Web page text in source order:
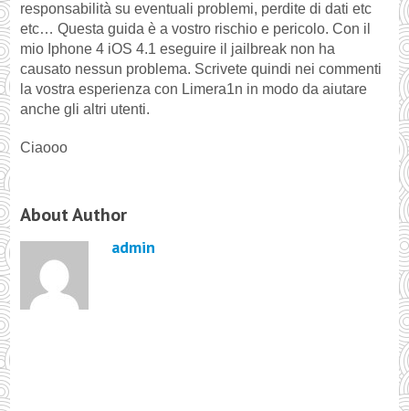
responsabilità su eventuali problemi, perdite di dati etc
etc… Questa guida è a vostro rischio e pericolo. Con il
mio Iphone 4 iOS 4.1 eseguire il jailbreak non ha
causato nessun problema. Scrivete quindi nei commenti
la vostra esperienza con Limera1n in modo da aiutare
anche gli altri utenti.
Ciaooo
About Author
admin